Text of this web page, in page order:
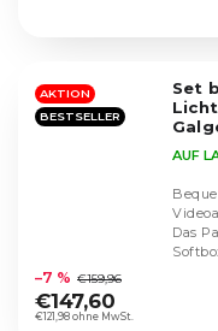
Sternen.
AKTION
BESTSELLER
Set
durchschnittliche
Produktbewertung
ist
AUF
€121,98 ohne MwSt.
–7 % €159,96
€147,60
Das